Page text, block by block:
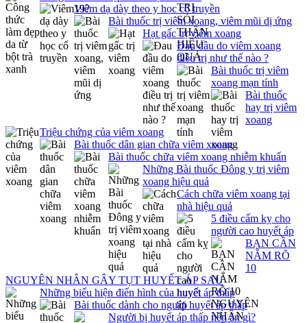
Viêm dạ dày theo y học cổ truyền
Bài thuốc trị viêm xoang, viêm mũi dị ứng
Hạt gấc trị viêm xoang
Đau đầu do viêm xoang
điều trị như thế nào ?
Bài thuốc trị viêm
xoang mạn tính
Bài thuốc
hay trị viêm
xoang
Triệu chứng của viêm xoang
Bài thuốc dân gian chữa viêm xoang
Bài thuốc chữa viêm xoang nhiễm khuẩn
Những Bài thuốc Đông y trị viêm
xoang hiệu quả
Cách chữa viêm xoang tại
nhà hiệu quả
5 điều cấm kỵ cho
người cao huyết áp
BẠN CẦN
NẮM RÕ
10
NGUYÊN NHÂN GÂY TỤT HUYẾT ÁP SAU
Những biểu hiện điển hình của huyết áp thấp
Bài thuốc dành cho người huyết áp thấp
Người bị huyết áp thấp nên ăn gì?